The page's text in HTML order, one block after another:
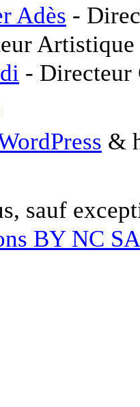
Adès -
-
&
sauf
BY NC SA